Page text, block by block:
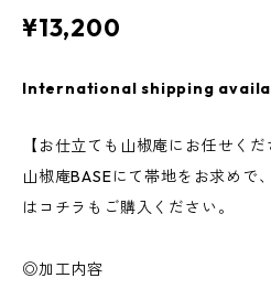
¥13,200
International shipping
【お仕立ても山椒庵にお任せくだ
山椒庵BASEにて帯地をお求めで
はコチラもご購入ください。
◎加工内容